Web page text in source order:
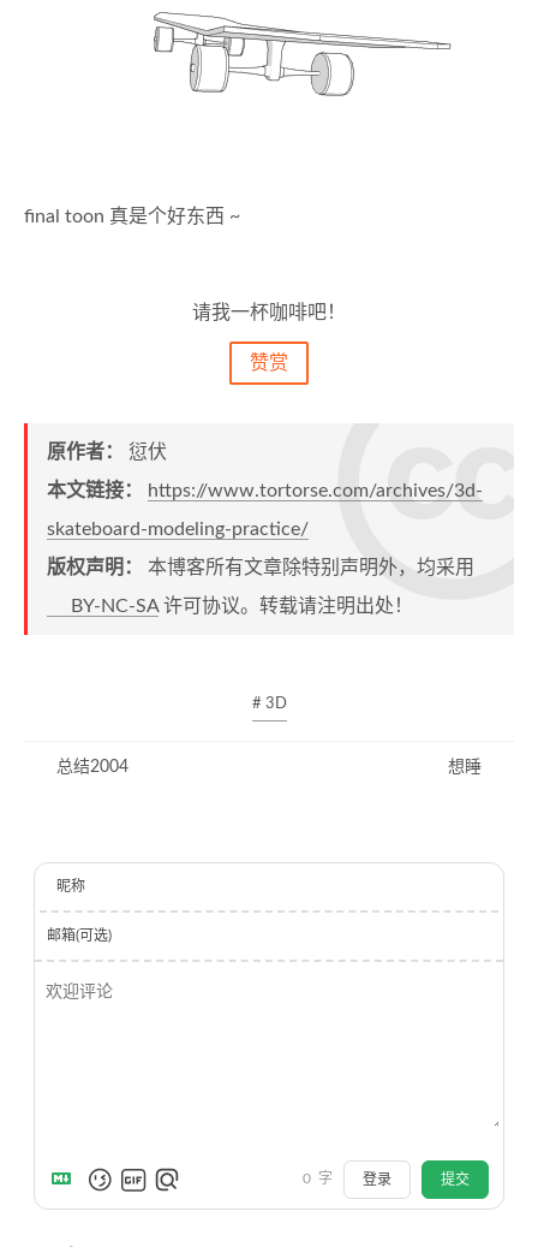
final toon 真是个好东西 ~
请我一杯咖啡吧！
赞赏
原作者： 愆伏
本文链接：
https://www.tortorse.com/archives/3d-
skateboard-modeling-practice/
版权声明： 本博客所有文章除特别声明外，均采用
BY-NC-SA许可协议。转载请注明出处！
# 3D
总结2004 想睡
昵称
邮箱(可选)
0 字 登录 提交